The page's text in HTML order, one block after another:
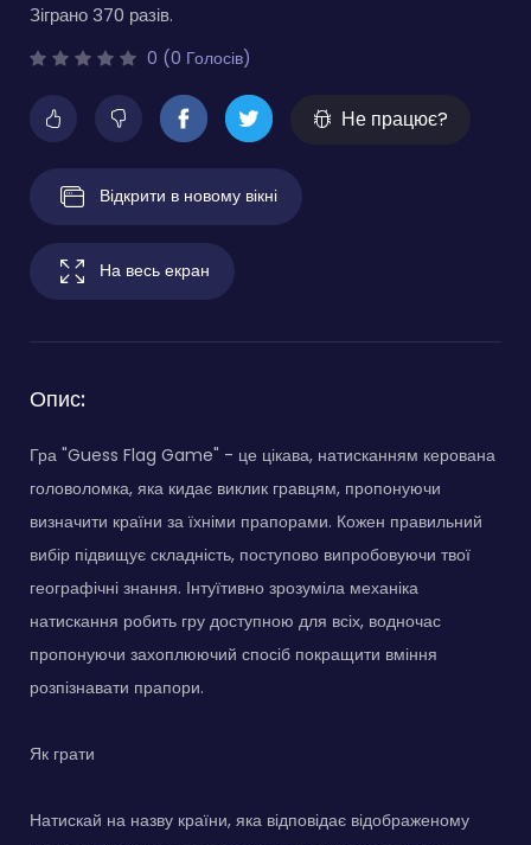
Зіграно 370 разів.
0 (0 Голосів)
Не працює?
Відкрити в новому вікні
На весь екран
Опис:
Гра "Guess Flag Game" - це цікава, натисканням керована
головоломка, яка кидає виклик гравцям, пропонуючи
визначити країни за їхніми прапорами. Кожен правильний
вибір підвищує складність, поступово випробовуючи твої
географічні знання. Інтуїтивно зрозуміла механіка
натискання робить гру доступною для всіх, водночас
пропонуючи захоплюючий спосіб покращити вміння
розпізнавати прапори.
Як грати
Натискай на назву країни, яка відповідає відображеному